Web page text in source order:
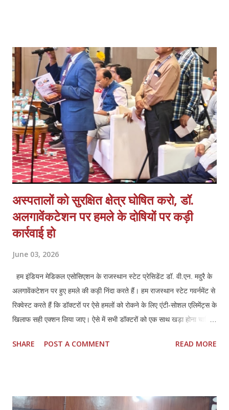
स्वास्थ्य मिशन के अन्तर्गत कार्यस्त संविदा कर्मचारियों की गम्भीर समस्याओं का
प्रकाश डालते हुये आगामी समय में कर्मचारियों की मुख्य मांगों में नियमितीकरण/समान
कार्य समान वेतन, वेतन बढ़ोत्तरी, जॉब सुरक्षा एवं कैशलेस चिकित्सा सुविधा अथवा
स्वास्थ्य बीमा शामिल हैं एवं इसके साथ ही कर्मचारियों के मानदेय भुगतान में आ रही
समस्याओं क...
अस्पतालों को सुरक्षित क्षेत्र घोषित करो, डॉ.
अलगावेंकटेशन पर हमले के दोषियों पर कड़ी
कार्रवाई हो
June 03, 2026
हम इंडियन मेडिकल एसोसिएशन के राजस्थान स्टेट प्रेसिडेंट डॉ. वी.एन. मदुरै के
अलगावेंकटेशन पर हुए हमले की कड़ी निंदा करते हैं। हम राजस्थान स्टेट गवर्नमेंट से
रिक्वेस्ट करते हैं कि डॉक्टरों पर ऐसे हमलों को रोकने के लिए एंटी-सोशल एलिमेंट्स के
खिलाफ सही एक्शन लिया जाए। ऐसे में सभी डॉक्टरों को एक साथ खड़ा होना चाहिए
तरह राजस्थान में भी डॉक्टर्स एंड हॉस्पिटल प्रोटेक्शन एक्ट (TN HPA 48/2008)
घोषित किया जाना चाहिए। सभी अस्पतालों में CCTV कैमरे लगाए जाने चाहिए और
SHARE POST A COMMENT READ MORE